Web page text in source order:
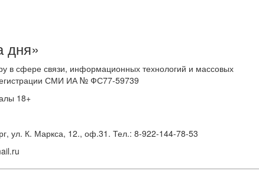
дня»
в сфере связи, информационных технологий и массовых
СМИ ИА № ФС77-59739
18+
ул. К. Маркса, 12., оф.31. Тел.: 8-922-144-78-53